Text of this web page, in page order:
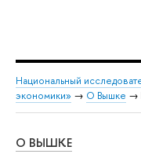
Национальный
экономики» → О Вышке →
О ВЫШКЕ